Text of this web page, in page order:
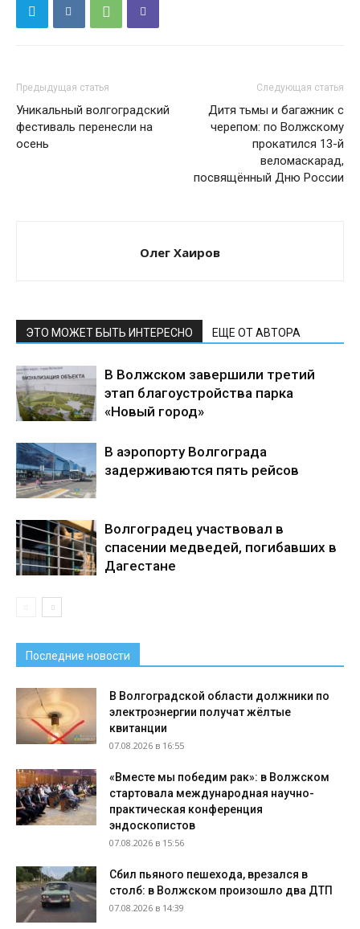
Предыдущая статья
Уникальный волгоградский
фестиваль перенесли на
осень
Следующая статья
Дитя тьмы и багажник с
черепом: по Волжскому
прокатился 13-й
веломаскарад,
посвящённый Дню России
Олег Хаиров
ЭТО МОЖЕТ БЫТЬ ИНТЕРЕСНО ЕЩЕ ОТ АВТОРА
В Волжском завершили третий
этап благоустройства парка
«Новый город»
В аэропорту Волгограда
задерживаются пять рейсов
Волгоградец участвовал в
спасении медведей, погибавших в
Дагестане
Последние новости
В Волгоградской области должники по
электроэнергии получат жёлтые
квитанции
07.08.2026 в 16:55
«Вместе мы победим рак»: в Волжском
стартовала международная научно-
практическая конференция
эндоскопистов
07.08.2026 в 15:56
Сбил пьяного пешехода, врезался в
столб: в Волжском произошло два ДТП
07.08.2026 в 14:39